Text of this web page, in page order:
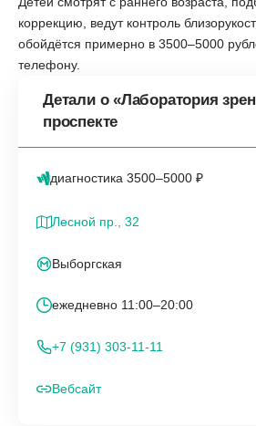
коррекцию, ведут контроль
обойдётся примерно в 3500–5000
телефону.
Детали о «Лаборатория
проспекте
диагностика 3500–5000 ₽
Лесной пр., 32
Выборгская
ежедневно 11:00–20:00
+7 (931) 303-11-11
Вебсайт